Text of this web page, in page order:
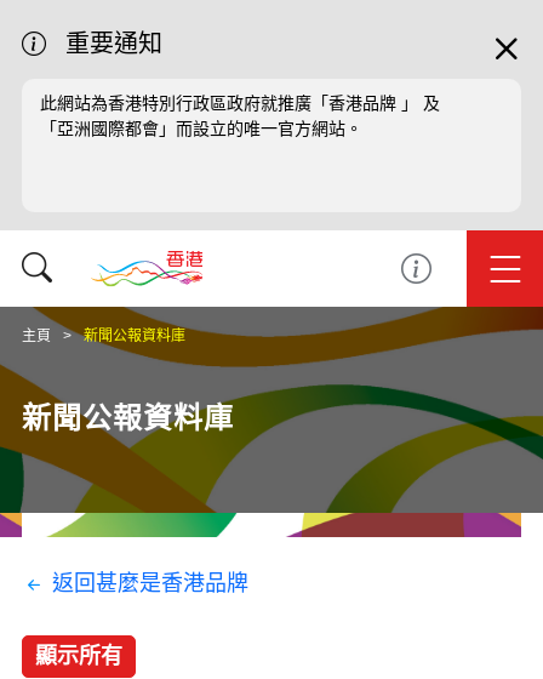
重要通知
此網站為香港特別行政區政府就推廣「香港品牌 」 及
「亞洲國際都會」而設立的唯一官方網站。
主頁 新聞公報資料庫
新聞公報資料庫
返回甚麼是香港品牌
顯示所有